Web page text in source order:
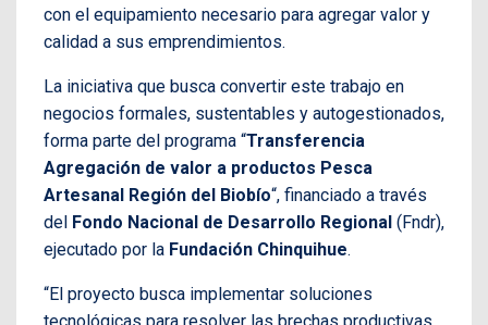
con el equipamiento necesario para agregar valor y
calidad a sus emprendimientos.
La iniciativa que busca convertir este trabajo en
negocios formales, sustentables y autogestionados,
forma parte del programa “Transferencia
Agregación de valor a productos Pesca
Artesanal Región del Biobío“, financiado a través
del Fondo Nacional de Desarrollo Regional (Fndr),
ejecutado por la Fundación Chinquihue.
“El proyecto busca implementar soluciones